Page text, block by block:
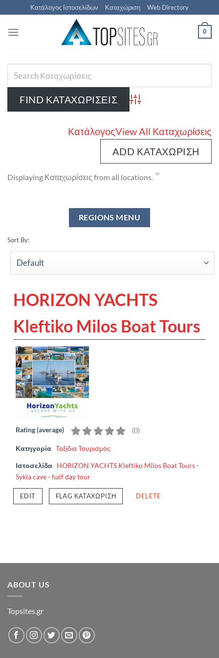
Μετάβαση
στο
περιεχόμενο
Κατάλογος Ιστοσελίδων Καταχώριση Web Directory
0
Advanced Search
ΚατάλογοςView All Καταχωρίσεις
ADD ΚΑΤΑΧΏΡΙΣΗ
Displaying Καταχωρίσεις from all locations.
Sort By:
HORIZON YACHTS
Kleftiko Milos Boat Tours
Rating (average) (0)
Κατηγορία Ταξίδια Τουρισμός
Ιστοσελίδα HORIZON YACHTS Kleftiko Milos Boat Tours -
Sykia cave - half day tour
EDIT FLAG ΚΑΤΑΧΏΡΙΣΗ DELETE
ABOUT US
Topsites.gr